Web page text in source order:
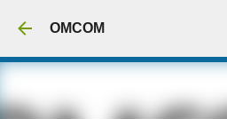
OMCOM